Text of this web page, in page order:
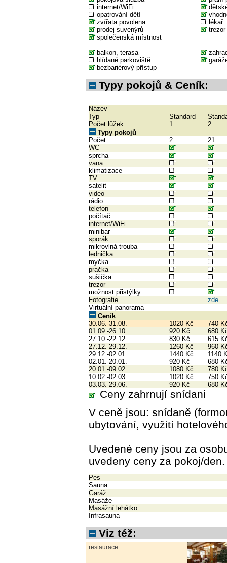
internet/WiFi
opatrování dětí
zvířata povolena
lékař
prodej suvenýrů
trezor
společenská místnost
balkon, terasa
hlídané parkoviště
bezbariérový přístup
Typy pokojů & Ceník:
Název
Typ
Standard
Počet lůžek
1
2
Typy pokojů
Počet
2
21
WC
sprcha
vana
klimatizace
TV
satelit
video
rádio
telefon
počítač
internet/WiFi
minibar
sporák
mikrovlná trouba
lednička
myčka
pračka
sušička
trezor
možnost přistýlky
Fotografie
zde
Virtuální panorama
Ceník
30.06.-31.08.
1020 Kč
740
01.09.-26.10.
920 Kč
680
27.10.-22.12.
830 Kč
615
27.12.-29.12.
1260 Kč
960
29.12.-02.01.
1440 Kč
1140
02.01.-20.01.
920 Kč
680
20.01.-09.02.
1080 Kč
780
10.02.-02.03.
1020 Kč
750
03.03.-29.06.
920 Kč 680
Ceny zahrnují snídani
V ceně jsou: snídaně
ubytování, využití
Uvedené ceny jsou za
uvedeny ceny za pokoj/den.
Pes
Sauna
Garáž
Masáže
Masážní lehátko
Infrasauna
Viz též:
restaurace